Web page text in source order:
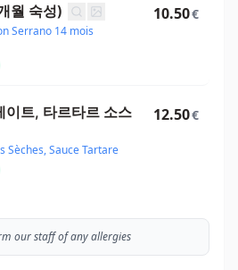
월 숙성)
Serrano 14 mois
10.50€
이트, 타르타르 소스
Sèches, Sauce Tartare
12.50€
our staff of any allergies